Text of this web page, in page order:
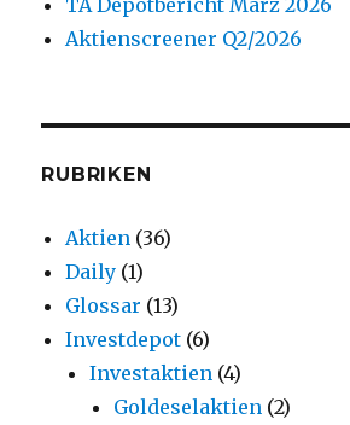
TA Depotbericht März 2026
Aktienscreener Q2/2026
RUBRIKEN
Aktien (36)
Daily (1)
Glossar (13)
Investdepot (6)
Investaktien (4)
Goldeselaktien (2)